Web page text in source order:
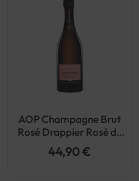
AOP Champagne Brut
Rosé Drappier Rosé de
Saignée
44,90 €